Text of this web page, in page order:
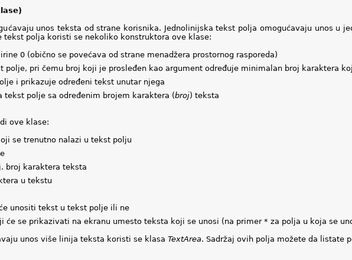
unos teksta od strane korisnika. Jednolinijska tekst polja omogućavaju unos u
tekst polja koristi se nekoliko konstruktora ove klase:
0 (obično se povećava od strane menadžera prostornog rasporeda)
polje, pri čemu broj koji je prosleđen kao argument određuje minimalan broj karaktera
i prikazuje određeni tekst unutar njega
tekst polje sa određenim brojem karaktera (broj) teksta
ove klase:
se trenutno nalazi u tekst polju
broj karaktera teksta
u tekstu
unositi tekst u tekst polje ili ne
će se prikazivati na ekranu umesto teksta koji se unosi (na primer * za polja u koja se
unos više linija teksta koristi se klasa TextArea. Sadržaj ovih polja možete da listate